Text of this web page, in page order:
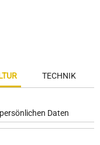
TECHNIK
Daten